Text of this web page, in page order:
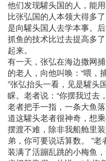
他们发现驩头国的人，能
比张弘国的人本领大得多
是向驩头国人去学本事。
抓鱼的技术比过去提高多
起来。
有一天，张弘在海边撒网
的老人，向他叫唤：“喂，
”张弘抬头一看，见是驩头
睬。老者说：“你摆我过去
老者把手一指，一条大鱼
道这驩头老者很神奇，想
摆渡不难，除非我船舱里
弟，你可要说话算数。 ”
装满了活蹦乱跳的小梅鱼